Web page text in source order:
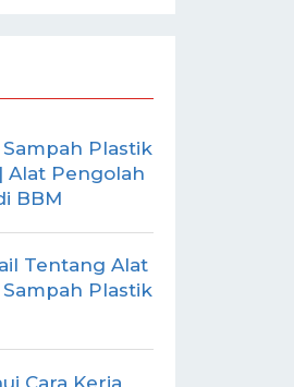
Plastik
Alat Pengolah
BBM
Tentang Alat
Plastik
Cara Kerja